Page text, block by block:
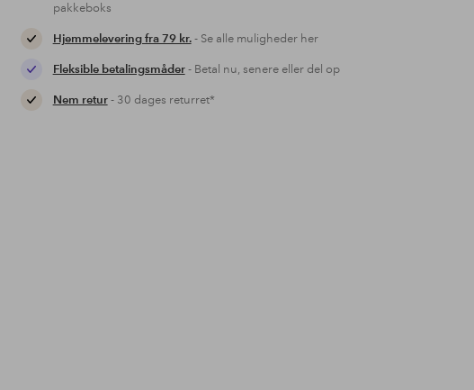
pakkeboks
Hjemmelevering fra 79 kr.- Se alle muligheder her
Fleksible betalingsmåder- Betal nu, senere eller del op
Nem retur- 30 dages returret*